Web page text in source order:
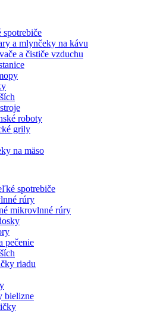
spotrebiče
a mlynčeky na kávu
a čističe vzduchu
roboty
grily
na mäso
spotrebiče
rúry
mikrovlnné rúry
pečenie
riadu
bielizne